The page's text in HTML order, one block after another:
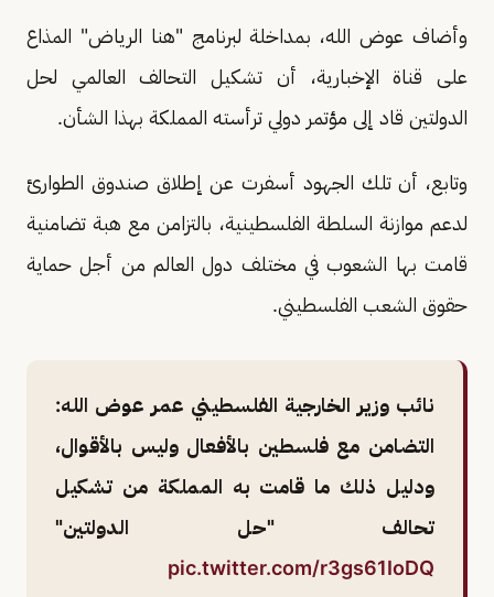
وأضاف عوض الله، بمداخلة لبرنامج "هنا الرياض" المذاع
على قناة الإخبارية، أن تشكيل التحالف العالمي لحل
الدولتين قاد إلى مؤتمر دولي ترأسته المملكة بهذا الشأن.
وتابع، أن تلك الجهود أسفرت عن إطلاق صندوق الطوارئ
لدعم موازنة السلطة الفلسطينية، بالتزامن مع هبة تضامنية
قامت بها الشعوب في مختلف دول العالم من أجل حماية
حقوق الشعب الفلسطيني.
نائب وزير الخارجية الفلسطيني عمر عوض الله:
التضامن مع فلسطين بالأفعال وليس بالأقوال،
ودليل ذلك ما قامت به المملكة من تشكيل
تحالف "حل الدولتين"
pic.twitter.com/r3gs61IoDQ